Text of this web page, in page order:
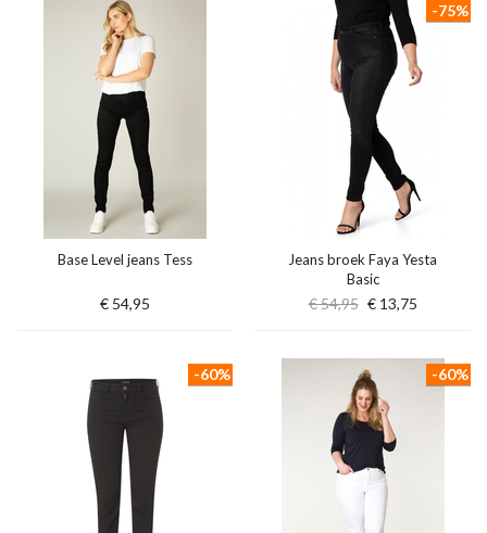
Base Level jeans Tess
€ 54,95
Jeans broek Faya Yesta
Basic
€ 54,95 € 13,75
-75%
-60% -60%